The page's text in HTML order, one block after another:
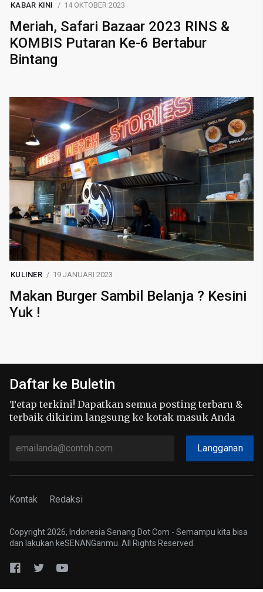
KABAR KINI 14 OKTOBER 2023
Meriah, Safari Bazaar 2023 RINS &
KOMBIS Putaran Ke-6 Bertabur
Bintang
KULINER 19 JANUARI 2023
Makan Burger Sambil Belanja ? Kesini
Yuk !
Daftar ke Buletin
Tetap terkini! Dapatkan semua posting terbaru &
terbaik dikirim langsung ke kotak masuk Anda
Langganan
Kontak Redaksi
Copyright 2026, Indonesia Senang Dot Com - Semampu kita bisa
dan lakukan keSENANGanmu. All Rights Reserved.